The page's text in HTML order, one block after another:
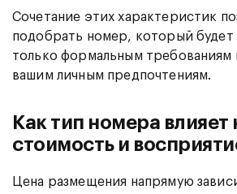
Сочетание этих характеристик
подобрать номер, который будет
только формальным требованиям
вашим личным предпочтениям.
Как тип номера влияет
стоимость и
Цена размещения напрямую